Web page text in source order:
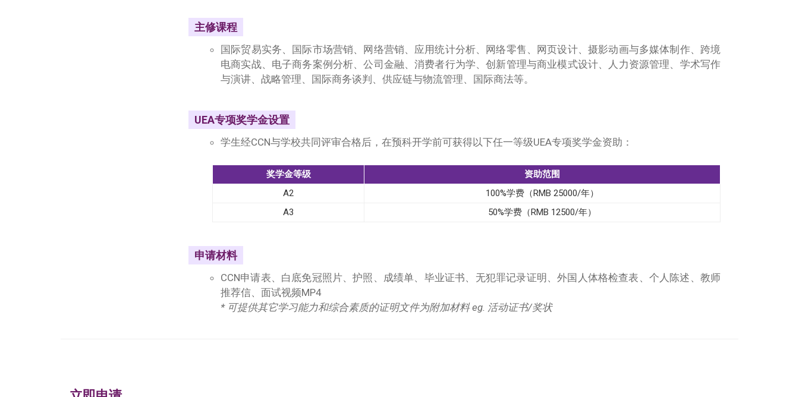
主修课程
国际贸易实务、国际市场营销、网络营销、应用统计分析、网络零售、网页设计、摄影动画与多媒体制作、跨境
电商实战、电子商务案例分析、公司金融、消费者行为学、创新管理与商业模式设计、人力资源管理、学术写作
与演讲、战略管理、国际商务谈判、供应链与物流管理、国际商法等。
UEA专项奖学金设置
学生经CCN与学校共同评审合格后，在预科开学前可获得以下任一等级UEA专项奖学金资助：
奖学金等级
资助范围
A2
100%学费（RMB 25000/年）
A3
50%学费（RMB 12500/年）
申请材料
CCN申请表、白底免冠照片、护照、成绩单、毕业证书、无犯罪记录证明、外国人体格检查表、个人陈述、教师
推荐信、面试视频MP4
* 可提供其它学习能力和综合素质的证明文件为附加材料 eg. 活动证书/奖状